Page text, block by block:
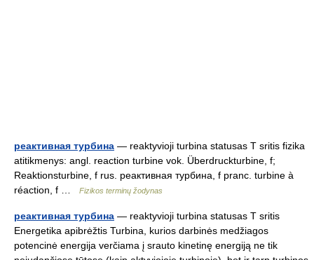
реактивная турбина — reaktyvioji turbina statusas T sritis fizika
atitikmenys: angl. reaction turbine vok. Überdruckturbine, f;
Reaktionsturbine, f rus. реактивная турбина, f pranc. turbine à
réaction, f …
Fizikos terminų žodynas
реактивная турбина — reaktyvioji turbina statusas T sritis
Energetika apibrėžtis Turbina, kurios darbinės medžiagos
potencinė energija verčiama į srauto kinetinę energiją ne tik